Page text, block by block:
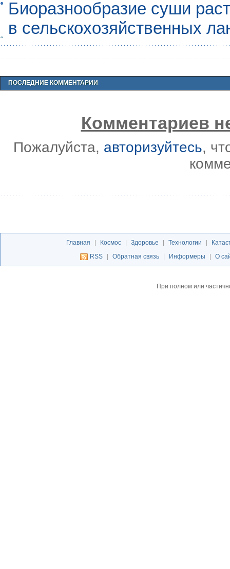
Биоразнообразие суши
в сельскохозяйственных
ПОСЛЕДНИЕ КОММЕНТАРИИ
Комментариев
Пожалуйста, авторизуйтесь,
Главная Космос Здоровье Технологии
RSS
Обратная связь Информеры О
При полном или